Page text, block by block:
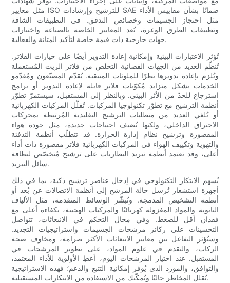
مثل معايير ISO للترشيح وإرشادات SAE ضمانًا بشأن مقاييس الأداء
مثل احتجاز الجسيمات وخصائص التدفق. في التطبيقات الشاقة
وتطبيقات الطرق الوعرة، تُعد المعايير الخاصة بالصناعة واختبارات
جهات خارجية ذات قيمة خاصة لتأكيد المتانة والفعالية.
تُؤثر الاعتبارات البيئية وإمكانية إعادة التدوير أيضًا على خيارات الفلاتر.
تُنظّم العديد من الجهات القضائية التخلص من فلاتر الزيت المُستعملة
وتُلزم بإعادة تدويرها نظرًا للملوثات المتبقية. يُقدّم المصنّعون ومُقدّمو
الخدمات بشكل متزايد مُكوّنات فلاتر قابلة لإعادة التدوير أو برامج
استرجاع للحدّ من الأثر البيئي. وبالنظر إلى المستقبل، سيستمرّ تطوّر
أنظمة الترشيح مع تطوّر تكنولوجيا المركبات. تُقلّل المركبات الكهربائية
أو تُلغي العديد من متطلبات الترشيح التقليدية المُرتبطة بمحركات
الاحتراق الداخلي، ولكنها تُضيف احتياجات جديدة، مثل جودة هواء
المقصورة وترشيح نظام إدارة الحرارة. قد تتطلّب أنظمة التدفئة
والتهوية وتكييف الهواء في المركبات الكهربائية فلاتر مقصورة ذات أداء
أعلى، وقد تعتمد أنظمة تبريد البطاريات على ترشيح مُتخصّص لنظافة
سائل التبريد.
يُسهم الابتكار التكنولوجي في إدخال عناصر ترشيح ذكية، بما في ذلك
أجهزة استشعار تُرسل حالة المرشح إلى أنظمة الاتصالات عن بُعد أو
أنظمة التشخيص المدمجة. وتُبشّر الوسائط المتقدمة، مثل الألياف
النانوية والمواد المغزولة كهربائيًا والمركبات الهجينة، بكفاءة أعلى مع
فقدان أقل للضغط. وفي مجال التحكم في الانبعاثات، تتواصل
التحسينات على ركائز مرشحات الجسيمات واستراتيجيات التجديد.
وسيُؤثر التفاعل بين معايير الانبعاثات الأكثر صرامة، ومخاوف صحة
الركاب، والتقدم في علوم المواد، على تطوير المرشحات في
المستقبل. عند اختيار المرشحات اليوم، أعطِ الأولوية للأداء المعتمد،
والتوافق، والمورد الذي يُوفر إمكانية التتبع والدعم؛ فهذه الاستراتيجية
تُقلل المخاطر حاليًا وتُمكّنك من الاستفادة من الابتكارات المستقبلية.